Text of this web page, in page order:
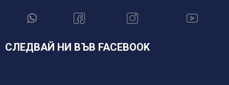
СЛЕДВАЙ НИ ВЪВ FACEBOOK